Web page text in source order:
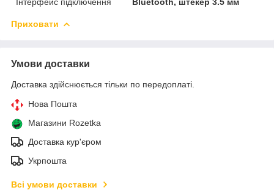
Приховати
Умови доставки
Доставка здійснюється тільки по передоплаті.
Нова Пошта
Магазини Rozetka
Доставка кур'єром
Укрпошта
Всі умови доставки